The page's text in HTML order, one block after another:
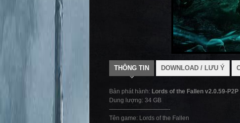
THÔNG TIN DOWNLOAD / LƯU Ý
Bản phát hành: Lords of the Fallen v2.0.59-P2P
Dung lượng: 34 GB
——————————-
Tên game: Lords of the Fallen